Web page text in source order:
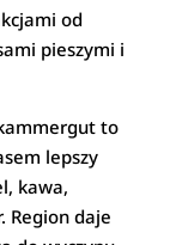
od
pieszymi i
to
lepszy
kawa,
Region daje